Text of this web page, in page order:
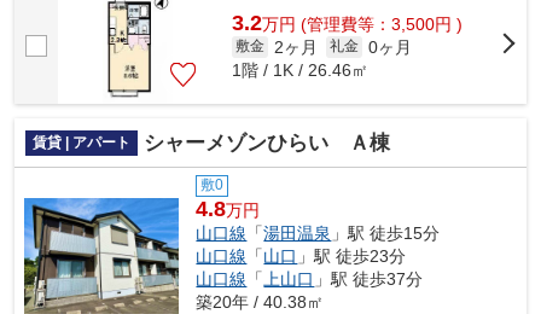
3.2万円 (管理費等：3,500円 )
敷金 2ヶ月 礼金 0ヶ月
1階 / 1K / 26.46㎡
賃貸 | アパート シャーメゾンひらい Ａ棟
敷0
4.8万円
山口線 「湯田温泉 」駅 徒歩15分
山口線 「山口 」駅 徒歩23分
山口線 「 上山口 」駅 徒歩37分
築20年 / 40.38㎡